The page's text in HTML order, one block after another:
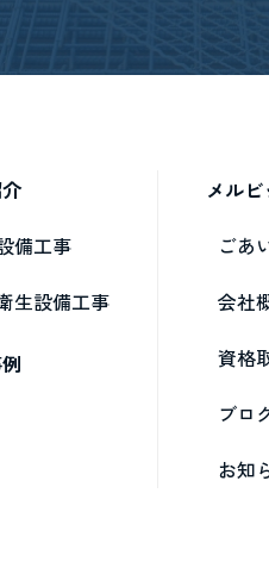
備工事
生設備工事
メル
ごあ
会社
資格
ブロ
お知